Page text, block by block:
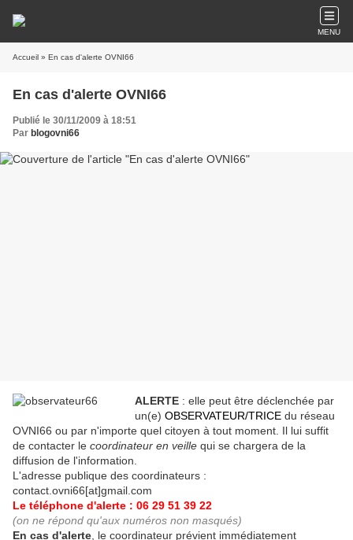
MENU
Accueil » En cas d'alerte OVNI66
En cas d'alerte OVNI66
Publié le 30/11/2009 à 18:51
Par blogovni66
ALERTE : elle peut être déclenchée par
un(e) OBSERVATEUR/TRICE du réseau
OVNI66 ou par n'importe quel citoyen à tout moment. Il lui suffit
de contacter le coordinateur en veille qui se chargera de la
diffusion de l'information.
L'adresse publique des coordinateurs :
contact.ovni66[at]gmail.com
Le téléphone d'alerte : 06 29 51 39 22
(on ne répond qu'aux numéros non masqués)
En cas d'alerte , le coordinateur prévient immédiatement